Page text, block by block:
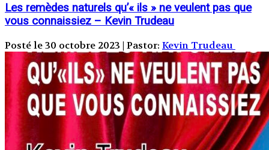
Les remèdes naturels qu’« ils » ne veulent pas que
vous connaissiez – Kevin Trudeau
Posté le 30 octobre 2023 | Pastor: Kevin Trudeau